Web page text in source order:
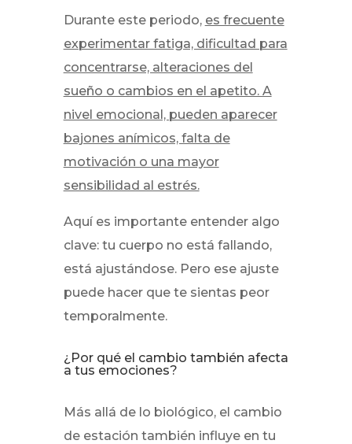
Durante este periodo, es frecuente
experimentar fatiga, dificultad para
concentrarse, alteraciones del
sueño o cambios en el apetito. A
nivel emocional, pueden aparecer
bajones anímicos, falta de
motivación o una mayor
sensibilidad al estrés.
Aquí es importante entender algo
clave: tu cuerpo no está fallando,
está ajustándose. Pero ese ajuste
puede hacer que te sientas peor
temporalmente.
¿Por qué el cambio también afecta
a tus emociones?
Más allá de lo biológico, el cambio
de estación también influye en tu